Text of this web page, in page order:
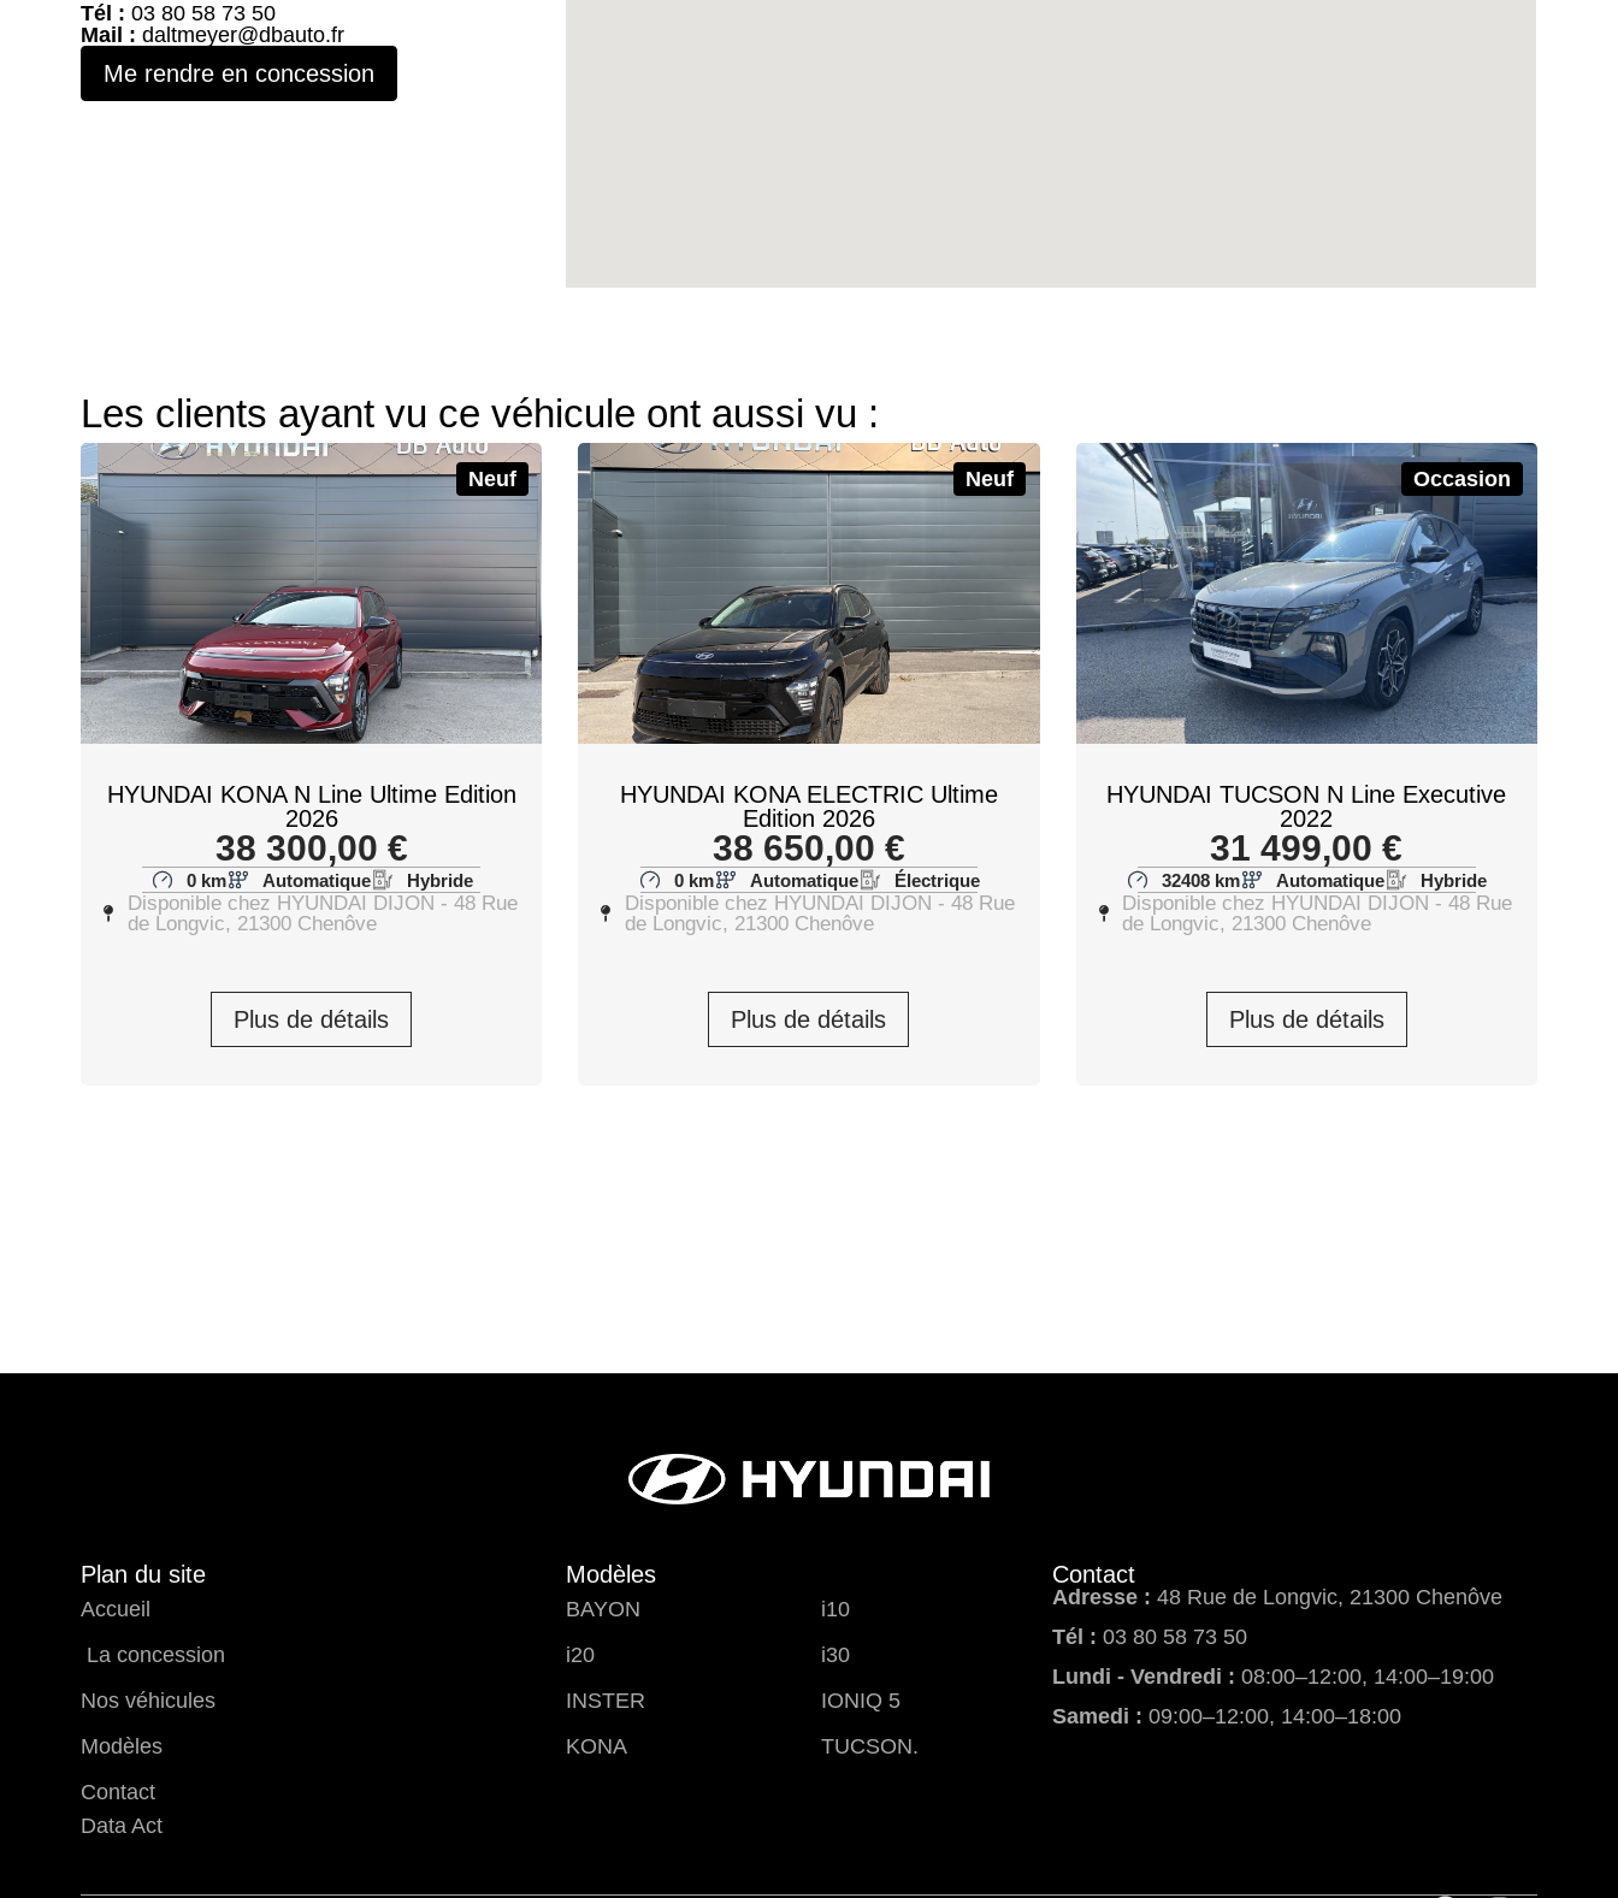
Tél : 03 80 58 73 50
Mail : daltmeyer@dbauto.fr
Me rendre en concession
Les clients ayant vu ce véhicule ont aussi vu :
Neuf
HYUNDAI KONA N Line Ultime Edition
2026
38 300,00 €
0 km Automatique Hybride
Disponible chez HYUNDAI DIJON - 48 Rue
de Longvic, 21300 Chenôve
Plus de détails
Neuf
HYUNDAI KONA ELECTRIC Ultime
Edition 2026
38 650,00 €
0 km Automatique Électrique
Disponible chez HYUNDAI DIJON - 48 Rue
de Longvic, 21300 Chenôve
Plus de détails
Occasion
HYUNDAI TUCSON N Line Executive
2022
31 499,00€
32408 km Automatique Hybride
Disponible chez HYUNDAI DIJON - 48 Rue
de Longvic, 21300 Chenôve
Plus de détails
Plan du site
Accueil
La concession
Nos véhicules
Modèles
Contact
Data Act
Modèles
BAYON
i10
i20
i30
INSTER
IONIQ 5
KONA
TUCSON.
Contact
Adresse : 48 Rue de Longvic, 21300 Chenôve
Tél : 03 80 58 73 50
Lundi - Vendredi : 08:00–12:00, 14:00–19:00
Samedi : 09:00–12:00, 14:00–18:00